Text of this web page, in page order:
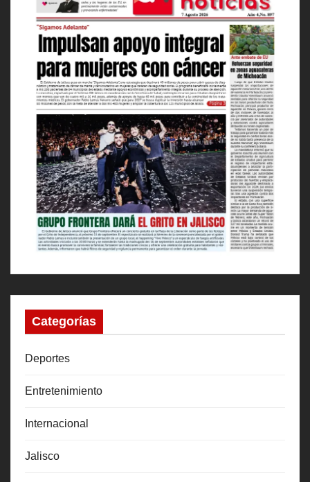
Categorías
Deportes
Entretenimiento
Internacional
Jalisco